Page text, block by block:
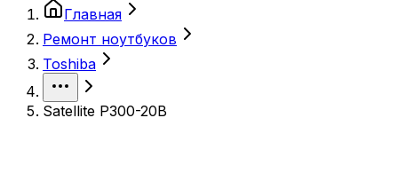
Главная
Ремонт ноутбуков
Toshiba
Satellite P300-20B